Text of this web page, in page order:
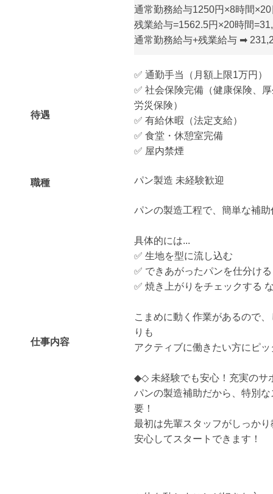
通常勤務給与1250円×8時間
残業給与=1562.5円×20時間
通常勤務給与+残業給与 ➡
待遇
✅ 通勤手当（月額上限1万円）
✅ 社会保険完備（健康保険、
労災保険）
✅ 有給休暇（法定支給）
✅ 食堂・休憩室完備
✅ 屋内禁煙
職種 パン製造 未経験歓迎
仕事内容
パンの製造工程で、簡単な補
具体的には...
✅ 生地を型に流し込む
✅ できあがったパンを仕分ける
✅ 焼き上がりをチェックする
こまめに動く作業があるので
りも
アクティブに働きたい方にピッ
◆◇ 未経験でも安心！充実の
パンの製造補助だから、特別
要！
最初は先輩スタッフがしっか
安心してスタートできます！